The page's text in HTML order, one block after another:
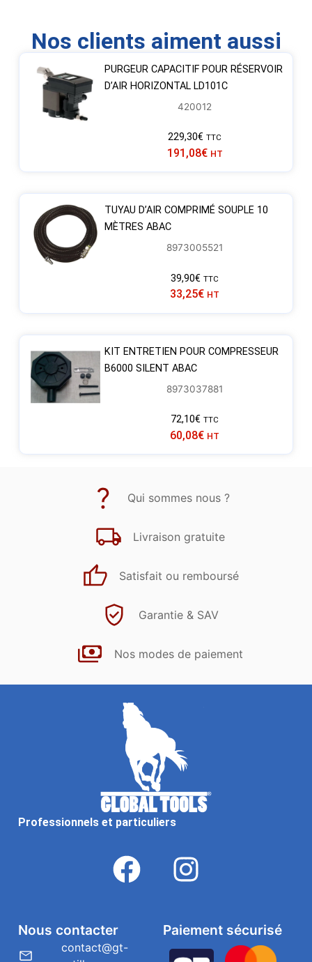
Nos clients aiment aussi
PURGEUR CAPACITIF POUR RÉSERVOIR
D’AIR HORIZONTAL LD101C
420012
229,30€ TTC
191,08€ HT
TUYAU D’AIR COMPRIMÉ SOUPLE 10
MÈTRES ABAC
8973005521
39,90€ TTC
33,25€ HT
KIT ENTRETIEN POUR COMPRESSEUR
B6000 SILENT ABAC
8973037881
72,10€ TTC
60,08€ HT
Qui sommes nous ?
Livraison gratuite
Satisfait ou remboursé
Garantie & SAV
Nos modes de paiement
Professionnels et particuliers
Paiement sécurisé
Nous contacter
contact@gt-